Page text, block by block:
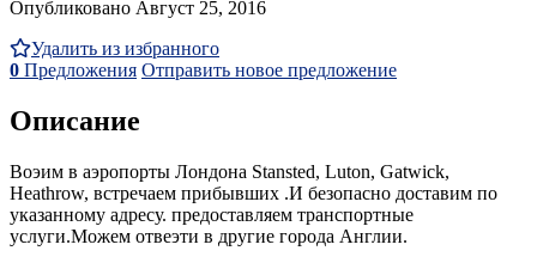
Опубликовано Август 25, 2016
Удалить из избранного
0 Предложения Отправить новое предложение
Описание
Воэим в аэропорты Лондона Stansted, Luton, Gatwick,
Heathrow, встречаем прибывших .И безопасно доставим по
указанному адресу. предоставляем транспортные
услуги.Можем отвеэти в другие города Англии.